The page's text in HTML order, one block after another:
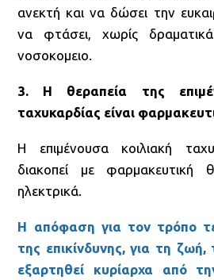
ανεκτή και να δώσει την
να φτάσει, χωρίς
νοσοκομειο.
3. Η θεραπεία της
ταχυκαρδίας είναι
Η επιμένουσα κοιλιακή
διακοπεί με φαρμακευτική
ηλεκτρικά.
Η απόφαση για τον τρόπο
της επικίνδυνης, για τη
εξαρτηθεί κυρίαρχα από